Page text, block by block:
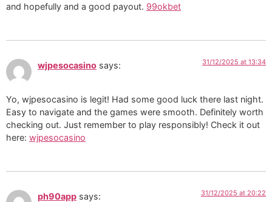
and hopefully and a good payout. 99okbet
wjpesocasino says: 31/12/2025 at 13:34
Yo, wjpesocasino is legit! Had some good luck there last night.
Easy to navigate and the games were smooth. Definitely worth
checking out. Just remember to play responsibly! Check it out
here: wjpesocasino
ph90app says: 31/12/2025 at 20:22